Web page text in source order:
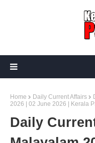
Home Daily Current Affairs
2026 | 02 June 2026 | Kerala
Daily